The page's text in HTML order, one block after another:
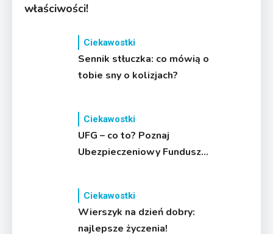
właściwości!
Ciekawostki
Sennik stłuczka: co mówią o
tobie sny o kolizjach?
Ciekawostki
UFG – co to? Poznaj
Ubezpieczeniowy Fundusz
Ciekawostki
Wierszyk na dzień dobry:
najlepsze życzenia!